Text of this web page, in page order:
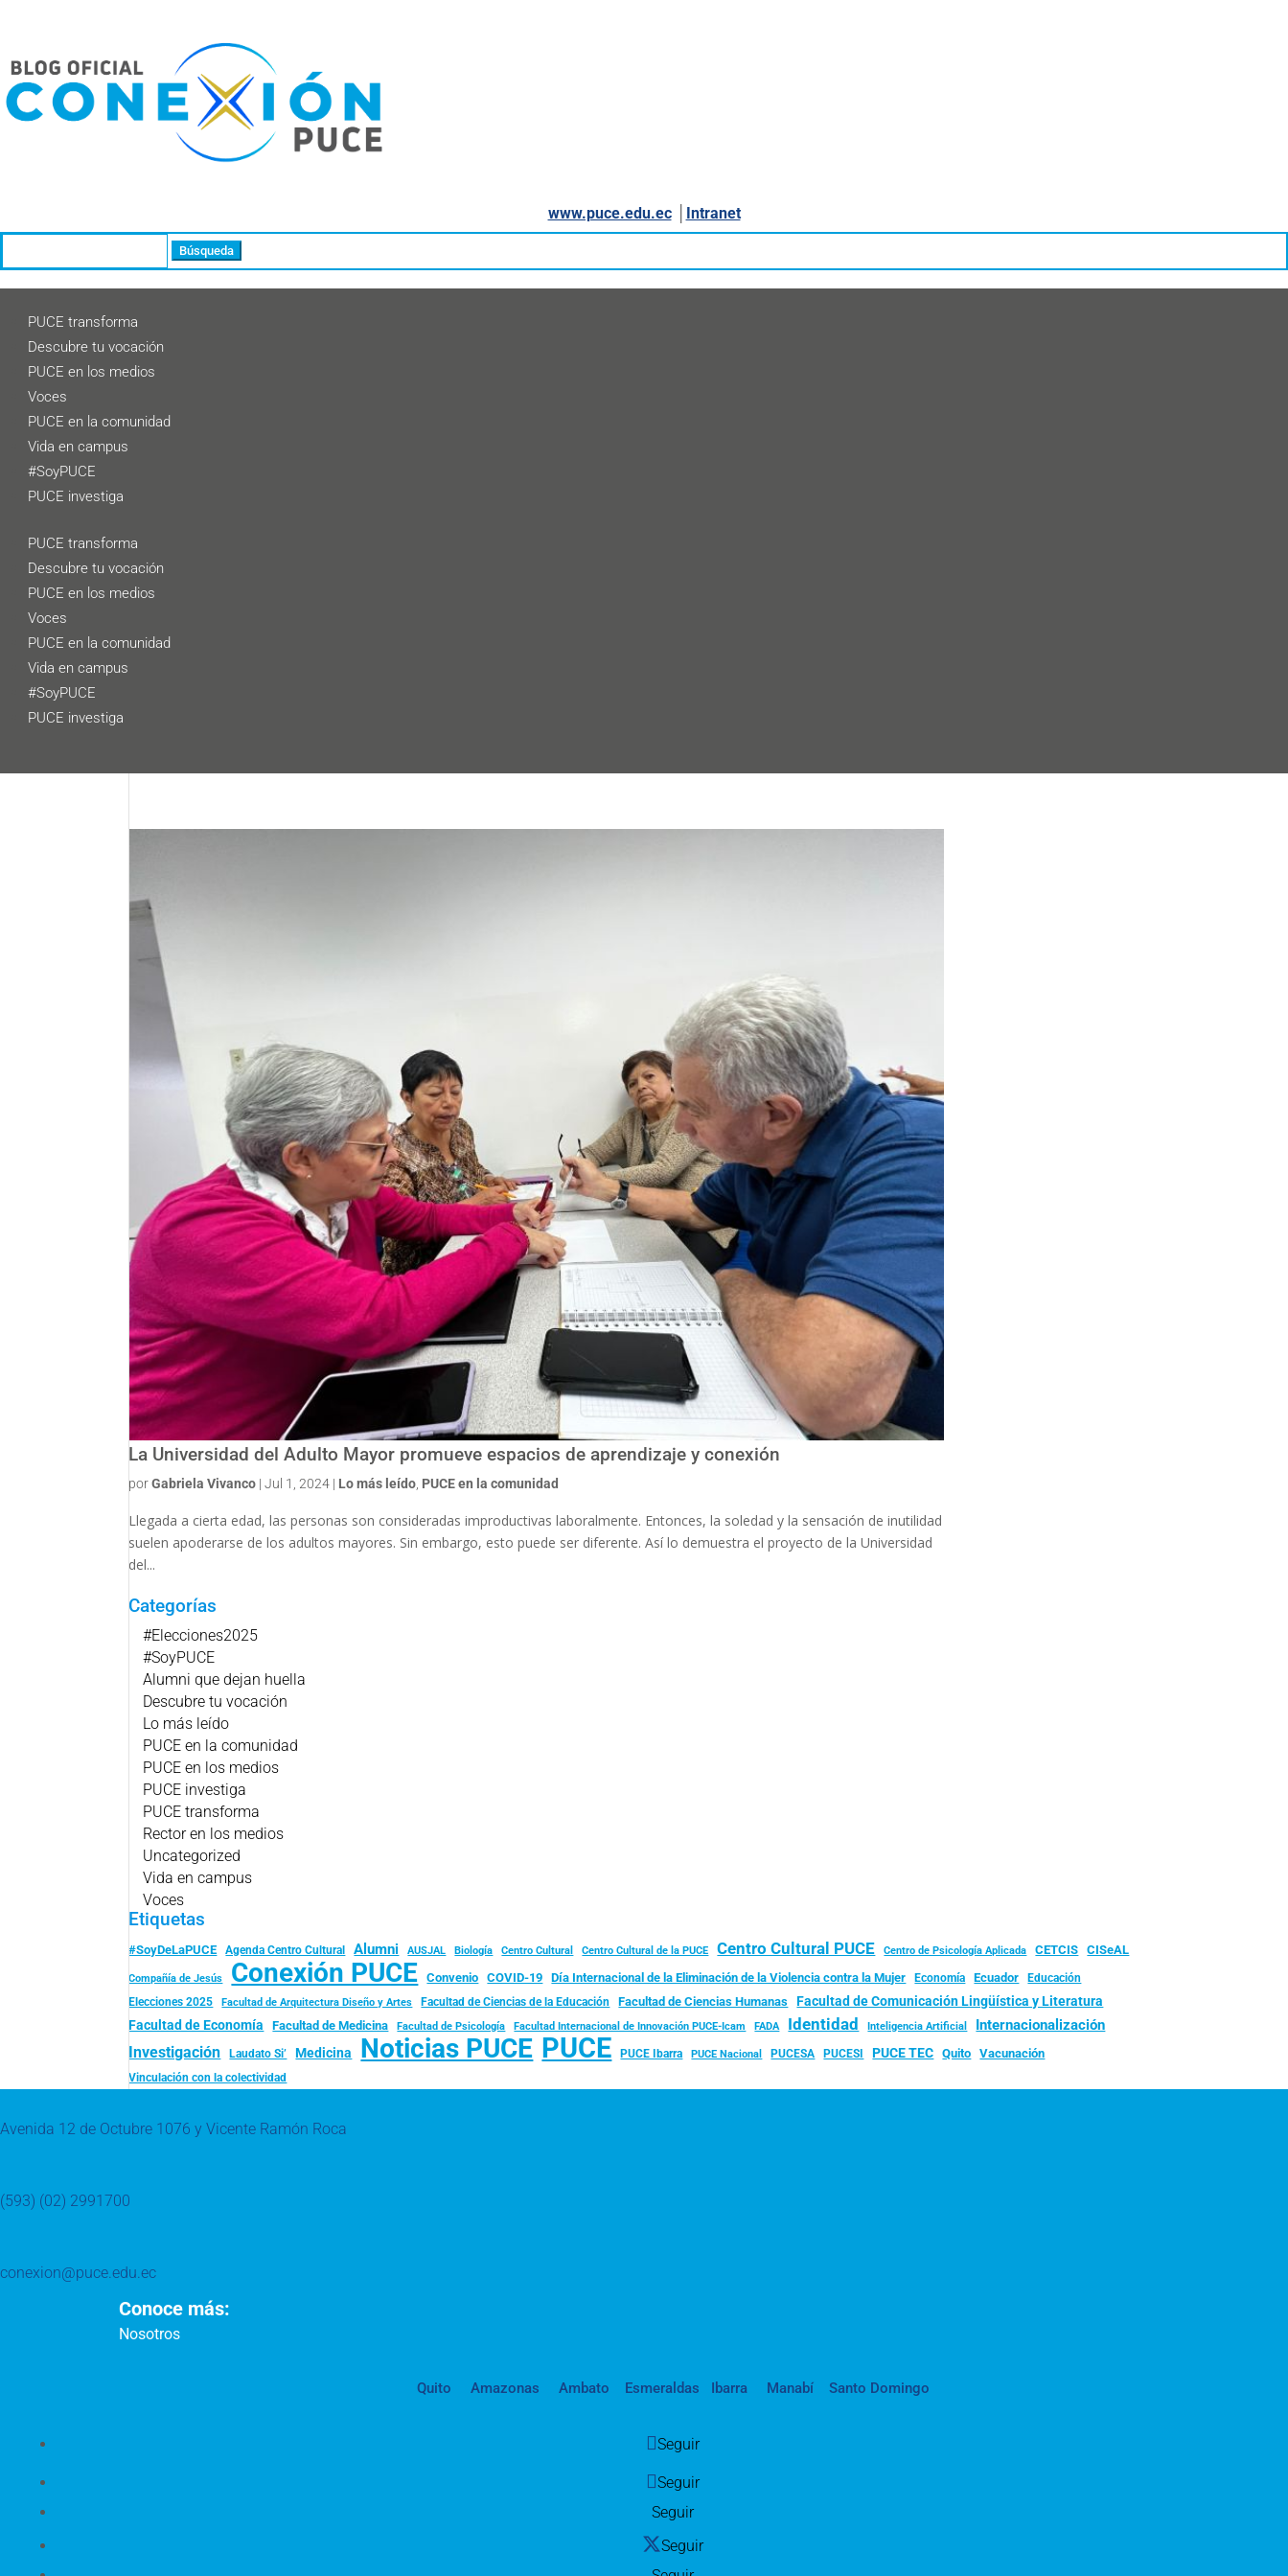
www.puce.edu.ec│ Intranet
PUCE transforma
Descubre tu vocación
PUCE en los medios
Voces
PUCE en la comunidad
Vida en campus
#SoyPUCE
PUCE investiga
PUCE transforma
Descubre tu vocación
PUCE en los medios
Voces
PUCE en la comunidad
Vida en campus
#SoyPUCE
PUCE investiga
La Universidad del Adulto Mayor promueve espacios de aprendizaje y conexión
porGabriela Vivanco |Jul 1, 2024 | Lo más leído PUCE en la comunidad
Llegada a cierta edad, las personas son consideradas improductivas laboralmente. Entonces, la soledad y la sensación de inutilidad
suelen apoderarse de los adultos mayores. Sin embargo, esto puede ser diferente. Así lo demuestra el proyecto de la Universidad
del...
Categorías
#Elecciones2025
#SoyPUCE
Alumni que dejan huella
Descubre tu vocación
Lo más leído
PUCE en la comunidad
PUCE en los medios
PUCE investiga
PUCE transforma
Rector en los medios
Uncategorized
Vida en campus
Voces
Etiquetas
#SoyDeLaPUCE Agenda Centro Cultural Alumni AUSJAL Biología Centro Cultural Centro Cultural de la PUCE Centro Cultural PUCE Centro de Psicología Aplicada CETCIS CISeAL
Compañía de Jesús Conexión PUCE Convenio COVID-19 Día Internacional de la Eliminación de la Violencia contra la Mujer Economía Ecuador
Educación
Elecciones 2025
Facultad de Arquitectura Diseño y Artes Facultad de Ciencias de la Educación Facultad de Ciencias Humanas Facultad de Comunicación Lingüística y Literatura
Facultad de Economía Facultad de Medicina Facultad de Psicología Facultad Internacional de Innovación PUCE-Icam FADA Identidad Inteligencia Artificial Internacionalización
Investigación Laudato Si’ Medicina Noticias PUCE PUCE PUCE Ibarra PUCE Nacional PUCESA PUCESI PUCE TEC Quito Vacunación
Vinculación con la colectividad
Avenida 12 de Octubre 1076 y Vicente Ramón Roca
(593) (02) 2991700
conexion@puce.edu.ec
Conoce más:
Nosotros
Quito Amazonas Ambato Esmeraldas Ibarra Manabí Santo Domingo
Seguir
Seguir
Seguir
Seguir